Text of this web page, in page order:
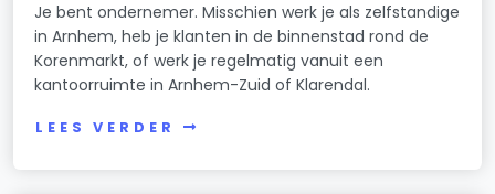
Je bent ondernemer. Misschien werk je als zelfstandige
in Arnhem, heb je klanten in de binnenstad rond de
Korenmarkt, of werk je regelmatig vanuit een
kantoorruimte in Arnhem-Zuid of Klarendal.
LEES VERDER